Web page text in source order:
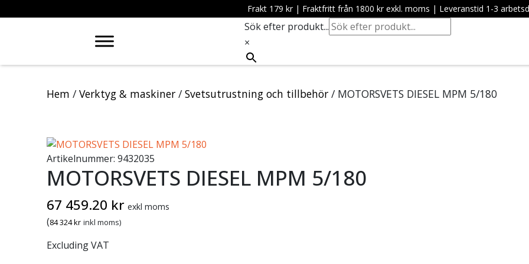
Frakt 179 kr | Fraktfritt från 1800 kr exkl. moms | Leveranstid 1-3
Sök efter produkt...
×
Hem /Verktyg & maskiner /Svetsutrustning och tillbehör / MOTORSVETS DIESEL MPM 5/180
Artikelnummer:9432035
MOTORSVETS DIESEL MPM 5/180
67 459.20 kr exkl moms
(84 324kr inkl moms)
Excluding VAT